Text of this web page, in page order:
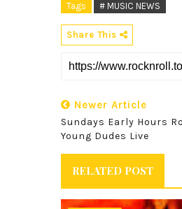
Tags # MUSIC NEWS
Share This
Newer Article
Sundays Early Hours
Young Dudes Live
RELATED POST